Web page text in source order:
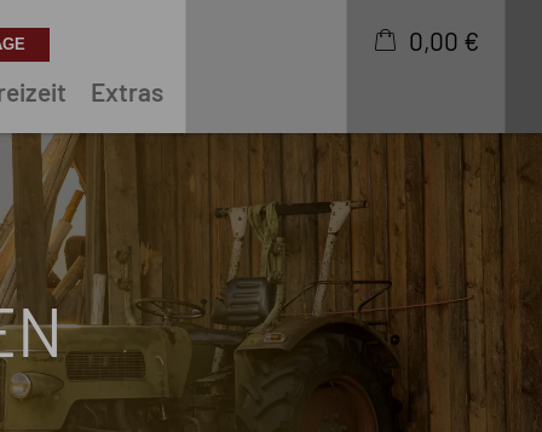
Extras
0,00 €
Warenkorb ist leer